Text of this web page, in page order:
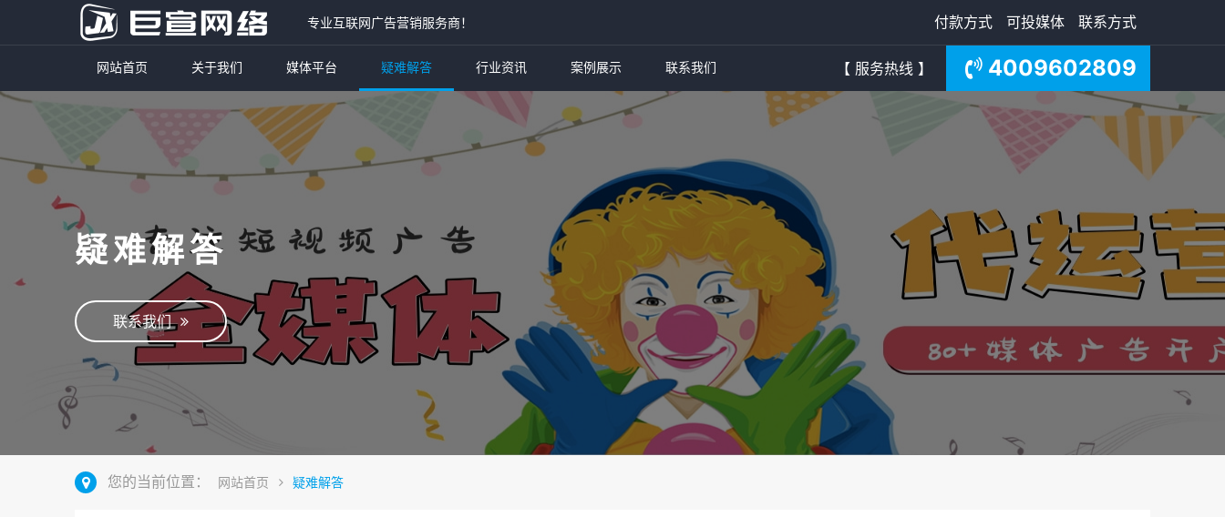
专业互联网广告营销服务商！ 付款方式 可投媒体 联系方式
网站首页 关于我们 媒体平台 疑难解答 行业资讯 案例展示 联系我们 【 服务热线 】 4009602809
疑难解答
联系我们
您的当前位置： 网站首页 疑难解答